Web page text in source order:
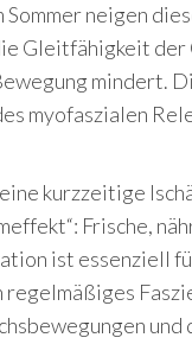
neigen
Gleitfähigkeit
mindert.
myofaszialen
kurzzeitige
Frische,
ist essenziell